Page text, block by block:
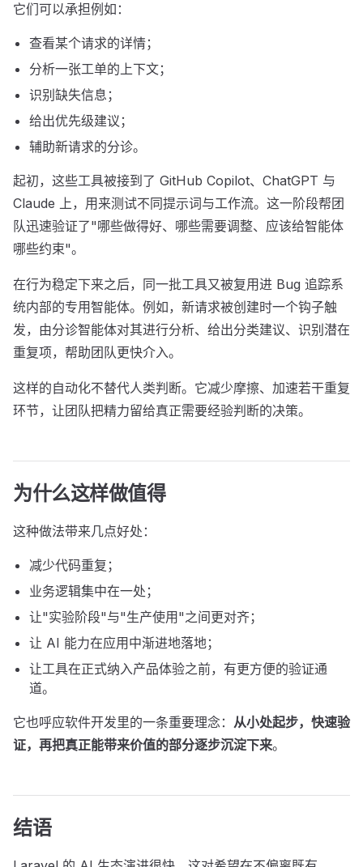
它们可以承担例如：
查看某个请求的详情；
分析一张工单的上下文；
识别缺失信息；
给出优先级建议；
辅助新请求的分诊。
起初，这些工具被接到了 GitHub Copilot、ChatGPT 与
Claude 上，用来测试不同提示词与工作流。这一阶段帮团
队迅速验证了"哪些做得好、哪些需要调整、应该给智能体
哪些约束"。
在行为稳定下来之后，同一批工具又被复用进 Bug 追踪系
统内部的专用智能体。例如，新请求被创建时一个钩子触
发，由分诊智能体对其进行分析、给出分类建议、识别潜在
重复项，帮助团队更快介入。
这样的自动化不替代人类判断。它减少摩擦、加速若干重复
环节，让团队把精力留给真正需要经验判断的决策。
为什么这样做值得
这种做法带来几点好处：
减少代码重复；
业务逻辑集中在一处；
让"实验阶段"与"生产使用"之间更对齐；
让 AI 能力在应用中渐进地落地；
让工具在正式纳入产品体验之前，有更方便的验证通
道。
它也呼应软件开发里的一条重要理念： 从小处起步，快速验
证，再把真正能带来价值的部分逐步沉淀下来。
结语